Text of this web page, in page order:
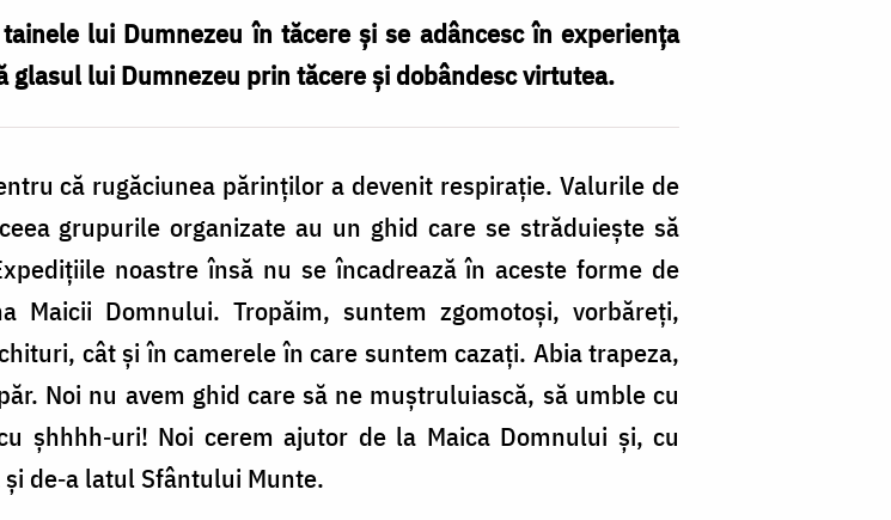
lui Dumnezeu în tăcere şi se adâncesc în experienţa
lui Dumnezeu prin tăcere şi dobândesc virtutea.
că rugăciunea părinţilor a devenit respiraţie. Valurile de
grupurile organizate au un ghid care se străduieşte să
noastre însă nu se încadrează în aceste forme de
Maicii Domnului. Tropăim, suntem zgomotoşi, vorbăreţi,
cât şi în camerele în care suntem cazaţi. Abia trapeza,
Noi nu avem ghid care să ne muştruluiască, să umble cu
şhhhh‐uri! Noi cerem ajutor de la Maica Domnului şi, cu
de‐a latul Sfântului Munte.